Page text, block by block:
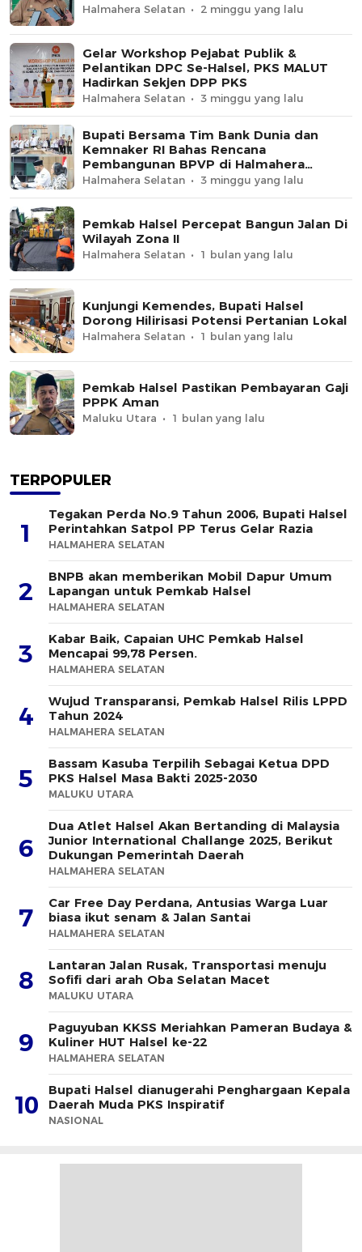
Halmahera Selatan 2 minggu yang lalu
Gelar Workshop Pejabat Publik &
Pelantikan DPC Se-Halsel, PKS MALUT
Hadirkan Sekjen DPP PKS
Halmahera Selatan 3 minggu yang lalu
Bupati Bersama Tim Bank Dunia dan
Kemnaker RI Bahas Rencana
Pembangunan BPVP di Halmahera
Selatan
Halmahera Selatan 3 minggu yang lalu
Pemkab Halsel Percepat Bangun Jalan Di
Wilayah Zona II
Halmahera Selatan 1 bulan yang lalu
Kunjungi Kemendes, Bupati Halsel
Dorong Hilirisasi Potensi Pertanian Lokal
Halmahera Selatan 1 bulan yang lalu
Pemkab Halsel Pastikan Pembayaran Gaji
PPPK Aman
Maluku Utara 1 bulan yang lalu
TERPOPULER
1
Tegakan Perda No.9 Tahun 2006, Bupati Halsel
Perintahkan Satpol PP Terus Gelar Razia
HALMAHERA SELATAN
2
BNPB akan memberikan Mobil Dapur Umum
Lapangan untuk Pemkab Halsel
HALMAHERA SELATAN
3
Kabar Baik, Capaian UHC Pemkab Halsel
Mencapai 99,78 Persen.
HALMAHERA SELATAN
4
Wujud Transparansi, Pemkab Halsel Rilis LPPD
Tahun 2024
HALMAHERA SELATAN
5
Bassam Kasuba Terpilih Sebagai Ketua DPD
PKS Halsel Masa Bakti 2025-2030
MALUKU UTARA
6
Dua Atlet Halsel Akan Bertanding di Malaysia
Junior International Challange 2025, Berikut
Dukungan Pemerintah Daerah
HALMAHERA SELATAN
7
Car Free Day Perdana, Antusias Warga Luar
biasa ikut senam & Jalan Santai
HALMAHERA SELATAN
8
Lantaran Jalan Rusak, Transportasi menuju
Sofifi dari arah Oba Selatan Macet
MALUKU UTARA
9
Paguyuban KKSS Meriahkan Pameran Budaya &
Kuliner HUT Halsel ke-22
HALMAHERA SELATAN
10
Bupati Halsel dianugerahi Penghargaan Kepala
Daerah Muda PKS Inspiratif
NASIONAL